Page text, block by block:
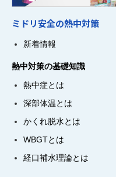
ミドリ安全の熱中対策
新着情報
熱中対策の基礎知識
熱中症とは
深部体温とは
かくれ脱水とは
WBGTとは
経口補水理論とは